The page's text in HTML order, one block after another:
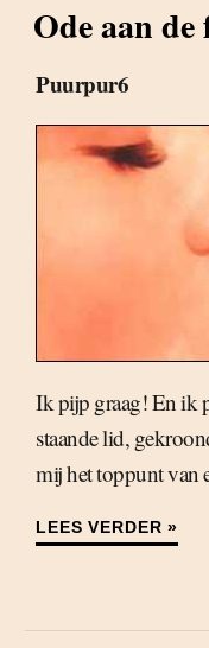
Ode aan de
Puurpur6
Ik pijp graag! En ik
staande lid,
mij het toppunt van
LEES VERDER »